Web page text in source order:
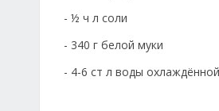
- ½ ч л соли
- 340 г белой муки
- 4-6 ст л воды охлаждённой